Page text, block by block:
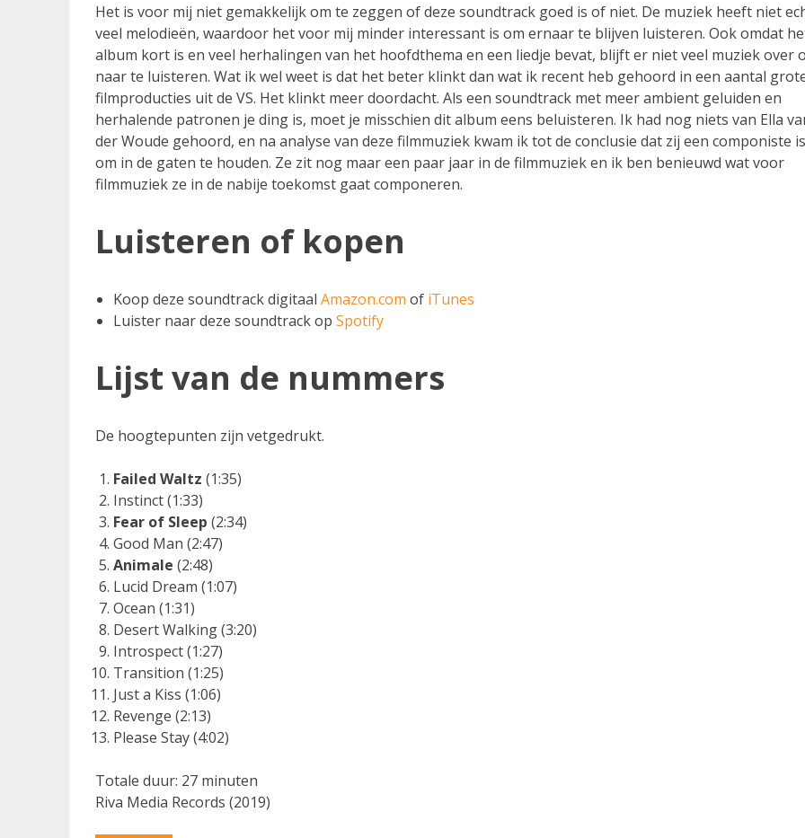
Het is voor mij niet gemakkelijk om te zeggen of deze soundtrack goed is of niet. De muziek heeft niet
veel melodieën, waardoor het voor mij minder interessant is om ernaar te blijven luisteren. Ook omdat
album kort is en veel herhalingen van het hoofdthema en een liedje bevat, blijft er niet veel muziek over
naar te luisteren. Wat ik wel weet is dat het beter klinkt dan wat ik recent heb gehoord in een aantal
filmproducties uit de VS. Het klinkt meer doordacht. Als een soundtrack met meer ambient geluiden en
herhalende patronen je ding is, moet je misschien dit album eens beluisteren. Ik had nog niets van Ella
der Woude gehoord, en na analyse van deze filmmuziek kwam ik tot de conclusie dat zij een componiste is
om in de gaten te houden. Ze zit nog maar een paar jaar in de filmmuziek en ik ben benieuwd wat voor
filmmuziek ze in de nabije toekomst gaat componeren.
Luisteren of kopen
Koop deze soundtrack digitaal Amazon.com of iTunes
Luister naar deze soundtrack op Spotify
Lijst van de nummers
De hoogtepunten zijn vetgedrukt.
Failed Waltz (1:35)
Instinct (1:33)
Fear of Sleep (2:34)
Good Man (2:47)
Animale (2:48)
Lucid Dream (1:07)
Ocean (1:31)
Desert Walking (3:20)
Introspect (1:27)
Transition (1:25)
Just a Kiss (1:06)
Revenge (2:13)
Please Stay (4:02)
Totale duur: 27 minuten
Riva Media Records (2019)